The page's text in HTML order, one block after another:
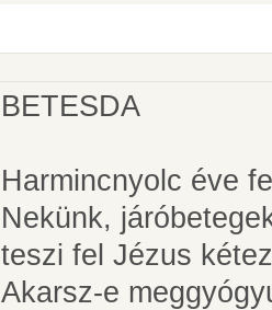
BETESDA
Harmincnyolc éve
Nekünk,
teszi fel Jézus
Akarsz-e